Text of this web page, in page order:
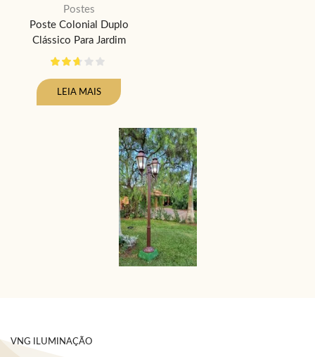
Postes
Poste Colonial Duplo
Clássico Para Jardim
LEIA MAIS
VNG ILUMINAÇÃO